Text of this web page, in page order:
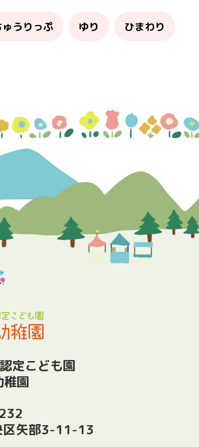
ゅうりっぷ ゆり ひまわり
定こども園
稚園
区矢部3-11-13